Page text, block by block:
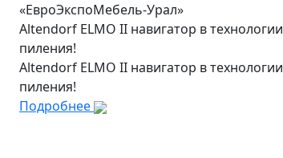
«ЕвроЭкспоМебель-Урал»
Altendorf ELMO II навигатор в технологии
пиления!
Altendorf ELMO II навигатор в технологии
пиления!
Подробнее